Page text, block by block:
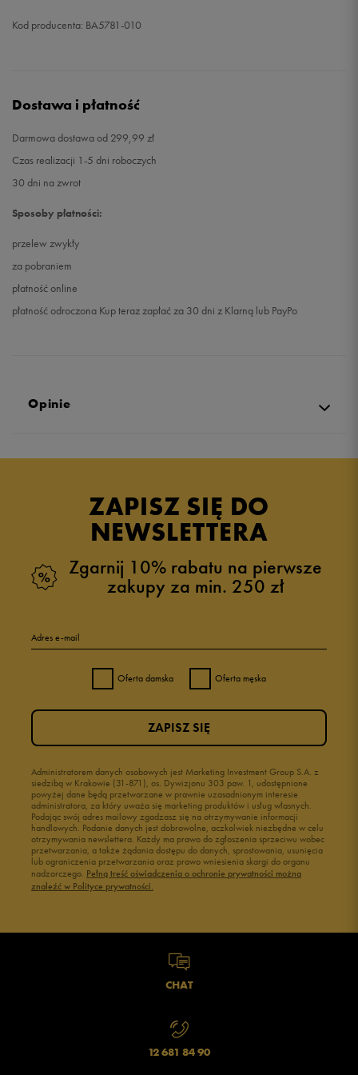
Kod producenta: BA5781-010
Dostawa i płatność
Darmowa dostawa od 299,99 zł
Czas realizacji 1-5 dni roboczych
30 dni na zwrot
Sposoby płatności:
przelew zwykły
za pobraniem
płatność online
płatność odroczona Kup teraz zapłać za 30 dni z Klarną lub PayPo
Opinie
ZAPISZ SIĘ DO
NEWSLETTERA
Zgarnij 10% rabatu na pierwsze
zakupy za min. 250 zł
Adres e-mail
Oferta damska Oferta męska
Administratorem danych osobowych jest Marketing Investment Group S.A. z
siedzibą w Krakowie (31-871), os. Dywizjonu 303 paw. 1, udostępnione
powyżej dane będą przetwarzane w prawnie uzasadnionym interesie
administratora, za który uważa się marketing produktów i usług własnych.
Podając swój adres mailowy zgadzasz się na otrzymywanie informacji
handlowych. Podanie danych jest dobrowolne, aczkolwiek niezbędne w celu
otrzymywania newslettera. Każdy ma prawo do zgłoszenia sprzeciwu wobec
przetwarzania, a także żądania dostępu do danych, sprostowania, usunięcia
lub ograniczenia przetwarzania oraz prawo wniesienia skargi do organu
nadzorczego. Pełną treść oświadczenia o ochronie prywatności można
znaleźć w Polityce prywatności.
ZAPISZ SIĘ
CHAT
12 681 84 90